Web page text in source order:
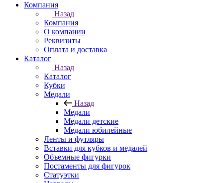
Компания
Назад
Компания
О компании
Реквизиты
Оплата и доставка
Каталог
Назад
Каталог
Кубки
Медали
Назад
Медали
Медали детские
Медали юбилейные
Ленты и футляры
Вставки для кубков и медалей
Объемные фигурки
Постаменты для фигурок
Статуэтки